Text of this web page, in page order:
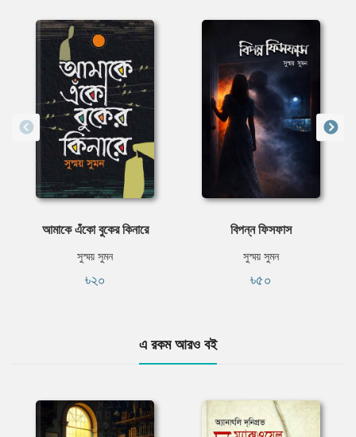
আমাকে এঁকো বুকের কিনারে
সুস্ময় সুমন
৳২০
বিপন্ন ফিসফাস
সুস্ময় সুমন
৳৫০
এ রকম আরও বই